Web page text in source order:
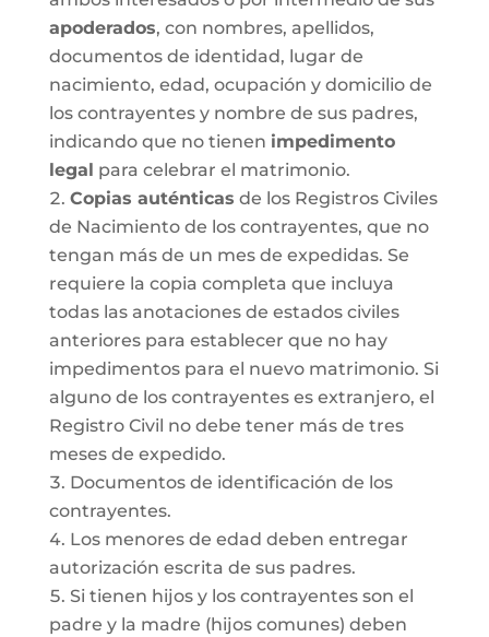
apoderados, con nombres, apellidos,
documentos de identidad, lugar de
nacimiento, edad, ocupación y domicilio de
los contrayentes y nombre de sus padres,
indicando que no tienen impedimento
legal para celebrar el matrimonio.
Copias auténticas de los Registros Civiles
de Nacimiento de los contrayentes, que no
tengan más de un mes de expedidas. Se
requiere la copia completa que incluya
todas las anotaciones de estados civiles
anteriores para establecer que no hay
impedimentos para el nuevo matrimonio. Si
alguno de los contrayentes es extranjero, el
Registro Civil no debe tener más de tres
meses de expedido.
Documentos de identificación de los
contrayentes.
Los menores de edad deben entregar
autorización escrita de sus padres.
Si tienen hijos y los contrayentes son el
padre y la madre (hijos comunes) deben